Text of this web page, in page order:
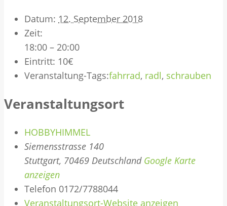
Datum: 12. September 2018
Zeit:
18:00 – 20:00
Eintritt: 10€
Veranstaltung-Tags:fahrrad, radl, schrauben
Veranstaltungsort
HOBBYHIMMEL
Siemensstrasse 140
Stuttgart, 70469 Deutschland Google Karte
anzeigen
Telefon 0172/7788044
Veranstaltungsort-Website anzeigen